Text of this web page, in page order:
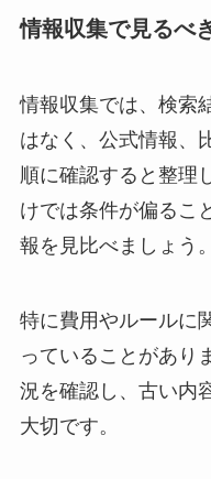
情報収集で見るべ
情報収集では、検索
はなく、公式情報、
順に確認すると整理
けでは条件が偏るこ
報を見比べましょう。
特に費用やルールに
っていることがあり
況を確認し、古い内
大切です。